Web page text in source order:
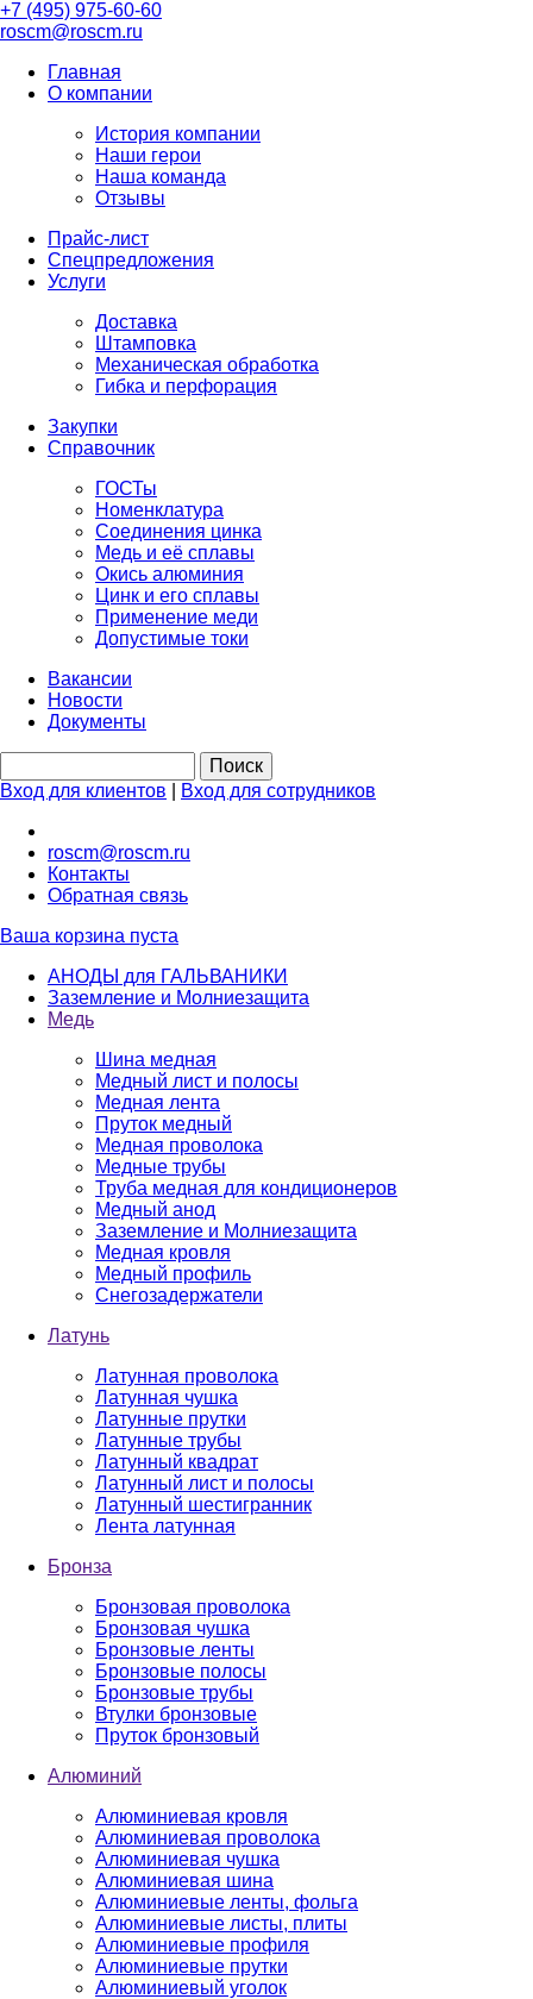
+7 (495) 975-60-60
roscm@roscm.ru
Главная
О компании
История компании
Наши герои
Наша команда
Отзывы
Прайс-лист
Спецпредложения
Услуги
Доставка
Штамповка
Механическая обработка
Гибка и перфорация
Закупки
Справочник
ГОСТы
Номенклатура
Соединения цинка
Медь и её сплавы
Окись алюминия
Цинк и его сплавы
Применение меди
Допустимые токи
Вакансии
Новости
Документы
Вход для клиентов Вход для сотрудников
roscm@roscm.ru
Контакты
Обратная связь
Ваша корзина пуста
АНОДЫ для ГАЛЬВАНИКИ
Заземление и Молниезащита
Медь
Шина медная
Медный лист и полосы
Медная лента
Пруток медный
Медная проволока
Медные трубы
Труба медная для кондиционеров
Медный анод
Заземление и Молниезащита
Медная кровля
Медный профиль
Снегозадержатели
Латунь
Латунная проволока
Латунная чушка
Латунные прутки
Латунные трубы
Латунный квадрат
Латунный лист и полосы
Латунный шестигранник
Лента латунная
Бронза
Бронзовая проволока
Бронзовая чушка
Бронзовые ленты
Бронзовые полосы
Бронзовые трубы
Втулки бронзовые
Пруток бронзовый
Алюминий
Алюминиевая кровля
Алюминиевая проволока
Алюминиевая чушка
Алюминиевая шина
Алюминиевые ленты, фольга
Алюминиевые листы, плиты
Алюминиевые профиля
Алюминиевые прутки
Алюминиевый уголок